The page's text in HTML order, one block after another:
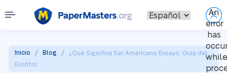
An
error
has
while
Inicio / Blog /
¿Qué Significa Ser Americano Ensayo: Guía del
Escritor